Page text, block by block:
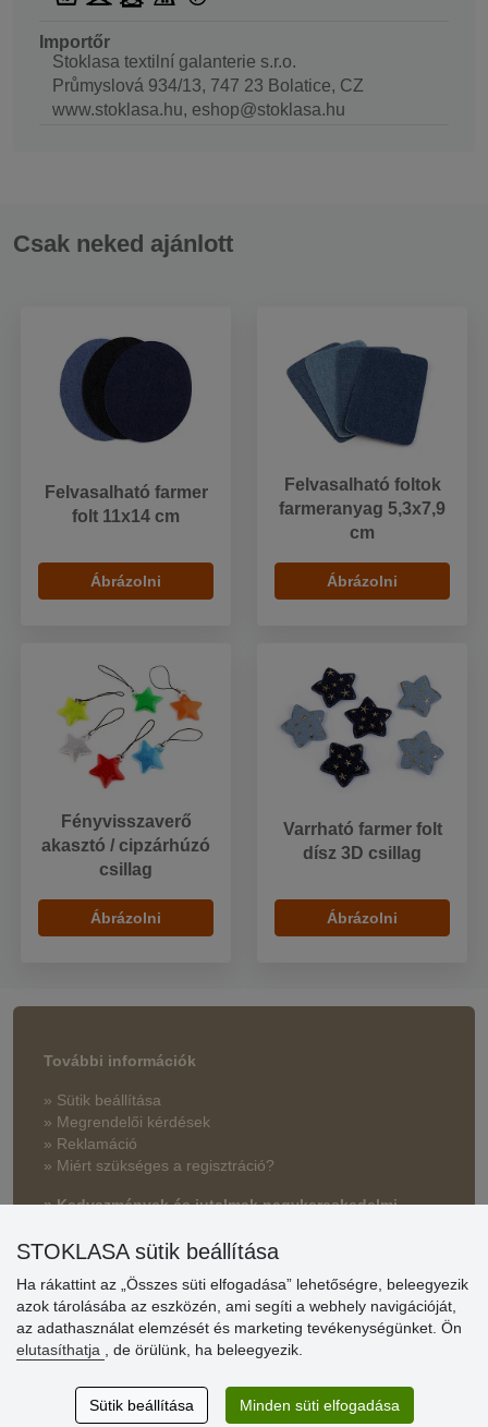
Importőr
Stoklasa textilní galanterie s.r.o.
Průmyslová 934/13, 747 23 Bolatice, CZ
www.stoklasa.hu, eshop@stoklasa.hu
Csak neked ajánlott
Felvasalható farmer
folt 11x14 cm
Ábrázolni
Felvasalható foltok
farmeranyag 5,3x7,9
cm
Ábrázolni
Fényvisszaverő
akasztó / cipzárhúzó
csillag
Ábrázolni
Varrható farmer folt
dísz 3D csillag
Ábrázolni
További információk
» Sütik beállítása
» Megrendelői kérdések
» Reklamáció
» Miért szükséges a regisztráció?
» Kedvezmények és jutalmak nagykereskedelmi
Vásárlók
Excellent service
STOKLASA sütik beállítása
Ha rákattint az „Összes süti elfogadása” lehetőségre, beleegyezik
azok tárolásába az eszközén, ami segíti a webhely navigációját,
az adathasználat elemzését és marketing tevékenységünket. Ön
elutasíthatja
, de örülünk, ha beleegyezik.
Sütik beállítása Minden süti elfogadása